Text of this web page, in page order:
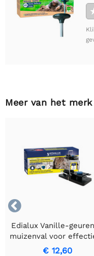
Meer van het merk

Edialux Vanille-
muizenval voor
ongediertebestrijding
€ 12,60